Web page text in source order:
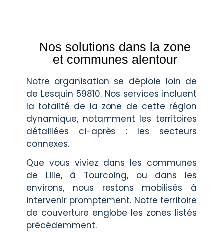
Nos solutions dans la zone
et communes alentour
Notre organisation se déploie loin de
de Lesquin 59810. Nos services incluent
la totalité de la zone de cette région
dynamique, notamment les territoires
détaillées ci-après : les secteurs
connexes.
Que vous viviez dans les communes
de Lille, à Tourcoing, ou dans les
environs, nous restons mobilisés à
intervenir promptement. Notre territoire
de couverture englobe les zones listés
précédemment.